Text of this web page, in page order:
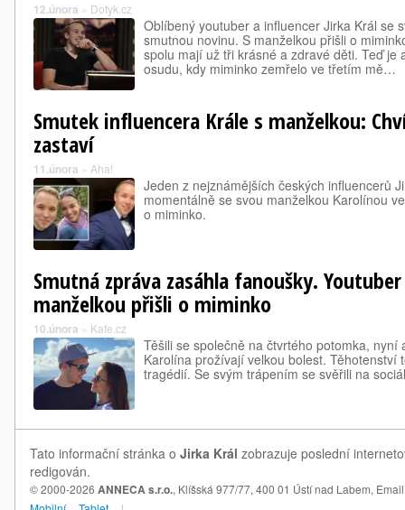
12.února » Dotyk.cz
Oblíbený youtuber a influencer Jirka Král se
smutnou novinu. S manželkou přišli o
spolu mají už tři krásné a zdravé děti. Teď je
osudu, kdy miminko zemřelo ve třetím mě…
Smutek influencera Krále s manželkou:
zastaví
11.února » Aha!
Jeden z nejznámějších českých influencerů
momentálně se svou manželkou Karolínou
o miminko.
Smutná zpráva zasáhla fanoušky.
manželkou přišli o miminko
10.února » Kafe.cz
Těšili se společně na čtvrtého potomka, nyní
Karolína prožívají velkou bolest. Těhotenství
tragédií. Se svým trápením se svěřili na
Tato informační stránka o Jirka Král zobrazuje poslední
redigován.
© 2000-2026 ANNECA s.r.o., Klíšská 977/77, 400 01 Ústí nad Labem,